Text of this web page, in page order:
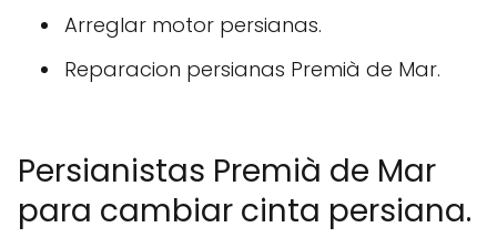
Arreglar motor persianas.
Reparacion persianas Premià de Mar.
Persianistas Premià de Mar
para cambiar cinta persiana.